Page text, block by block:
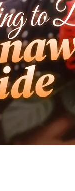
nikah sama orang
nikah kilat dengan
justru
sayurnya semakin
di wilayah